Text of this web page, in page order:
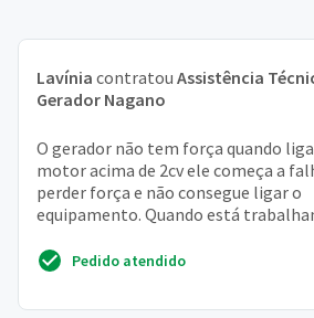
Lavínia contratou Assistência
Gerador Nagano
O gerador não tem força quando
motor acima de 2cv ele começa a
perder força e não consegue ligar o
equipamento. Quando está
Pedido atendido